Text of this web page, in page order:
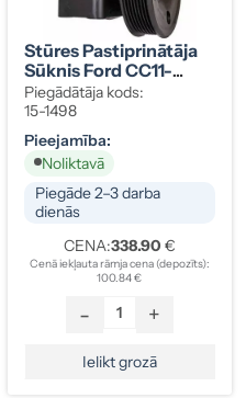
Stūres Pastiprinātāja
Sūknis Ford CC11-
3A696-BB
Piegādātāja kods:
15-1498
Pieejamība:
Noliktavā
Piegāde 2–3 darba
dienās
CENA:338.90 €
Cenā iekļauta rāmja cena (depozīts):
100.84 €
- +
Ielikt grozā